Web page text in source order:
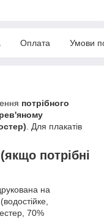
Оплата Умови
потрібного
. Для плакатів
потрібні
на
70%